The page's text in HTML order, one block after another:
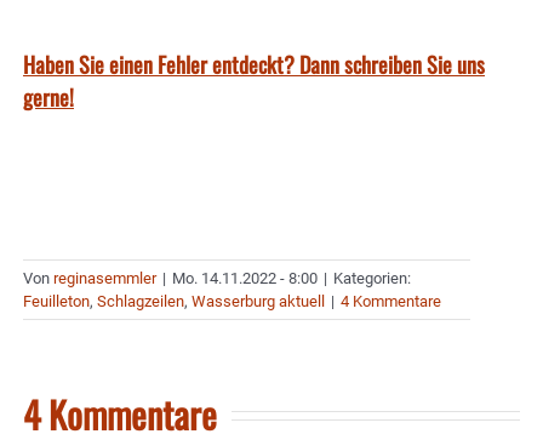
Haben Sie einen Fehler entdeckt? Dann schreiben Sie uns
gerne!
Von reginasemmler | Mo. 14.11.2022 - 8:00 | Kategorien:
Feuilleton, Schlagzeilen, Wasserburg aktuell | 4 Kommentare
4 Kommentare